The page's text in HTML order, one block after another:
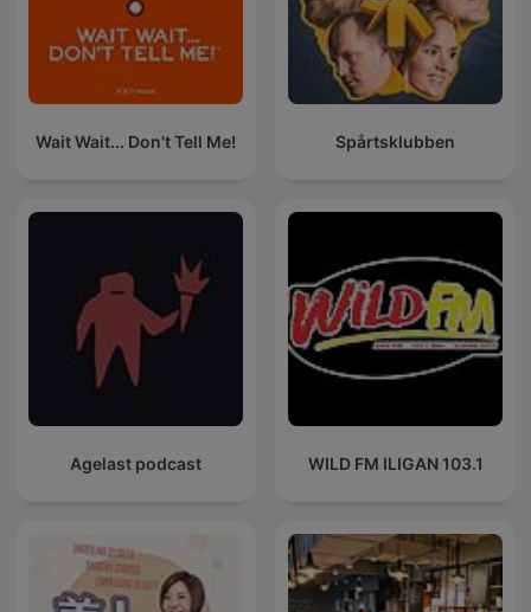
Wait Wait... Don't Tell Me! Spårtsklubben
Agelast podcast WILD FM ILIGAN 103.1